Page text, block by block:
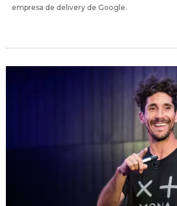
empresa de delivery de Google.